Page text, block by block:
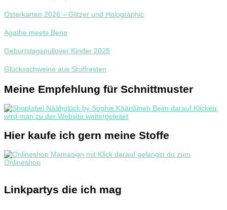
Osterkarten 2026 – Glitzer und Holographic
Agathe meets Bene
Geburtstagspullover Kinder 2025
Glücksschweine aus Stoffresten
Meine Empfehlung für Schnittmuster
Hier kaufe ich gern meine Stoffe
Linkpartys die ich mag